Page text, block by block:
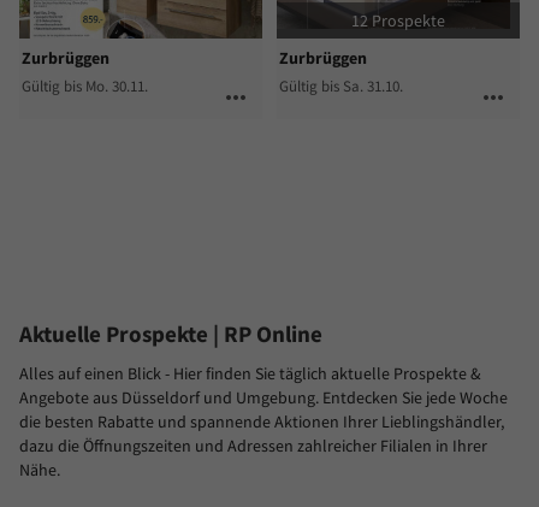
Zurbrüggen
Gültig bis Mo. 30.11. more_horiz
12 Prospekte
Zurbrüggen
Gültig bis Sa. 31.10. more_horiz
Aktuelle Prospekte | RP Online
Alles auf einen Blick - Hier finden Sie täglich aktuelle Prospekte &
Angebote aus Düsseldorf und Umgebung. Entdecken Sie jede Woche
die besten Rabatte und spannende Aktionen Ihrer Lieblingshändler,
dazu die Öffnungszeiten und Adressen zahlreicher Filialen in Ihrer
Nähe.